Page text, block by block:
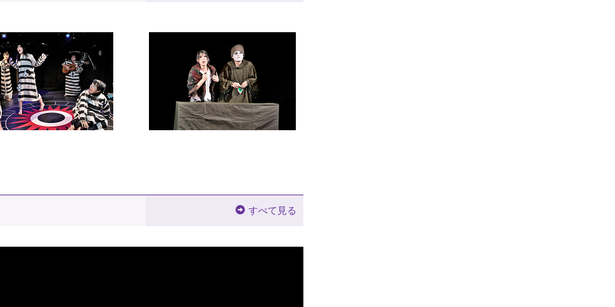
すべて見る